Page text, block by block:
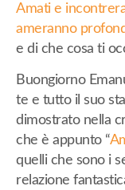
Amati e
ameranno
e di che cosa ti
Buongiorno
te e tutto il suo
dimostrato nella
che è appunto “
quelli che sono i
relazione